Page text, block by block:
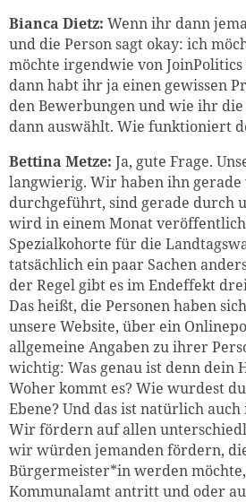
Bianca Dietz: Wenn ihr dann
und die Person sagt okay: ich
möchte irgendwie von
dann habt ihr ja einen gewissen
den Bewerbungen und wie ihr
dann auswählt. Wie funktioniert
Bettina Metze: Ja, gute Frage.
langwierig. Wir haben ihn
durchgeführt, sind gerade durch
wird in einem Monat
Spezialkohorte für die
tatsächlich ein paar Sachen
der Regel gibt es im Endeffekt
Das heißt, die Personen haben
unsere Website, über ein
allgemeine Angaben zu ihrer
wichtig: Was genau ist denn dein
Woher kommt es? Wie wurdest
Ebene? Und das ist natürlich
Wir fördern auf allen
wir würden jemanden fördern,
Bürgermeister*in werden
Kommunalamt antritt und oder